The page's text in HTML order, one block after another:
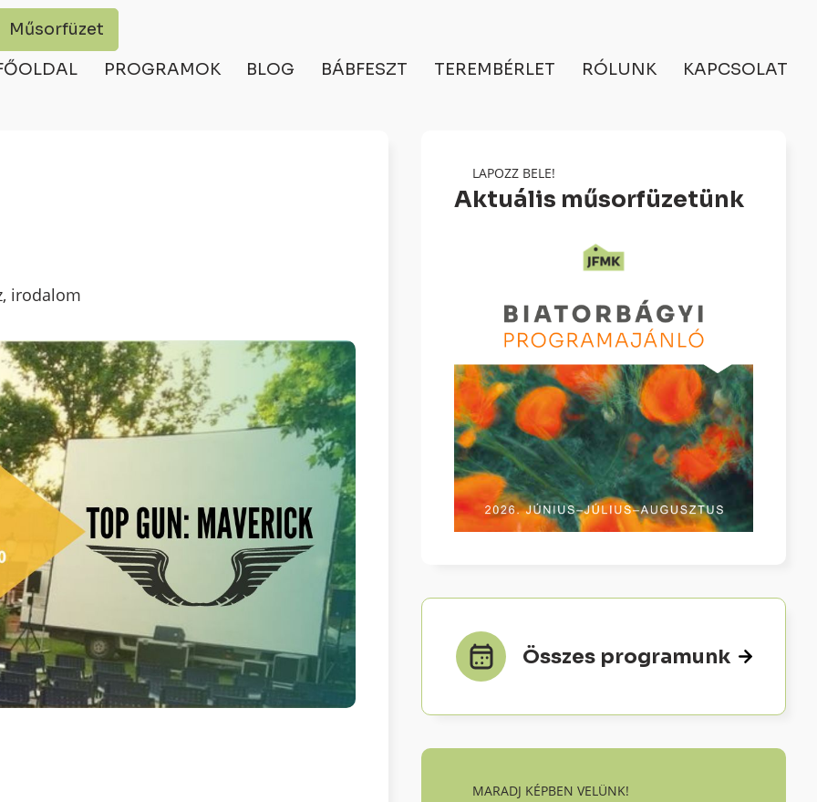
Műsorfüzet
PROGRAMOK BLOG BÁBFESZT TEREMBÉRLET RÓLUNK KAPCSOLAT
irodalom
LAPOZZ BELE!
Aktuális műsorfüzetünk
Összes programunk
MARADJ KÉPBEN VELÜNK!